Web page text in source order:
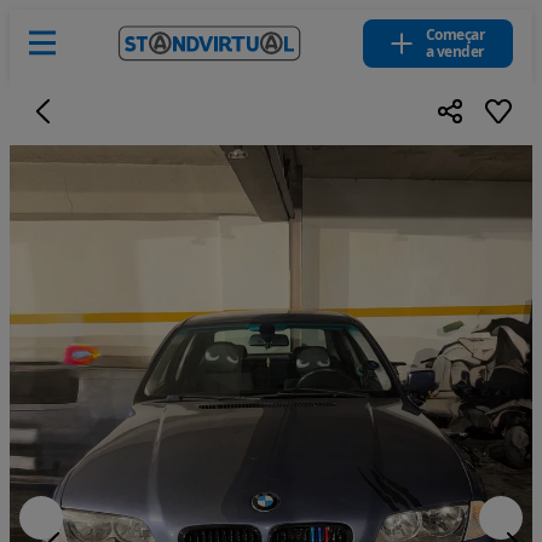
Começar
a vender